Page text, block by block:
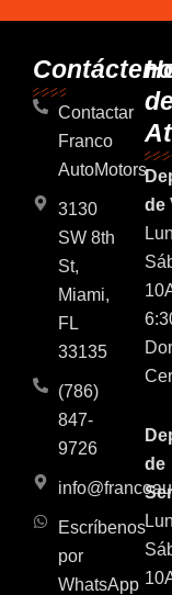
b
o
k
Contactar
Franco
AutoMotors
3130
SW 8th
St,
Miami,
FL
33135
(786)
847-
9726
Escríbenos
por
WhatsApp
de
de